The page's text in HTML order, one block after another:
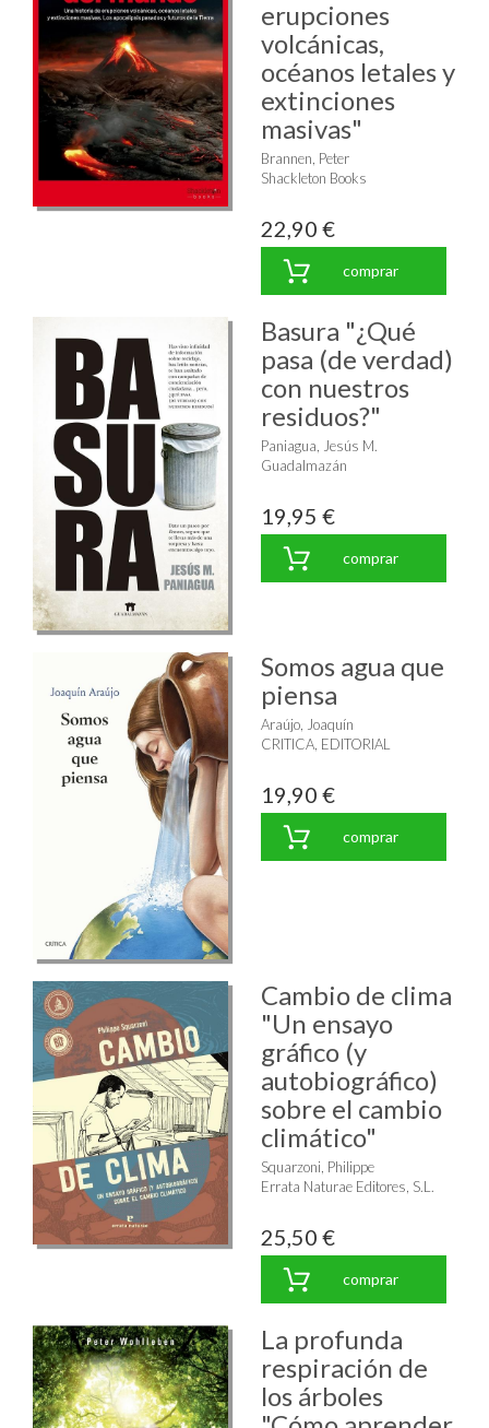
erupciones
volcánicas,
océanos letales y
extinciones
masivas"
Brannen, Peter
Shackleton Books
22,90 €
comprar
Basura "¿Qué
pasa (de verdad)
con nuestros
residuos?"
Paniagua, Jesús M.
Guadalmazán
19,95 €
comprar
Somos agua que
piensa
Araújo, Joaquín
CRITICA, EDITORIAL
19,90 €
comprar
Cambio de clima
"Un ensayo
gráfico (y
autobiográfico)
sobre el cambio
climático"
Squarzoni, Philippe
Errata Naturae Editores, S.L.
25,50 €
comprar
La profunda
respiración de
los árboles